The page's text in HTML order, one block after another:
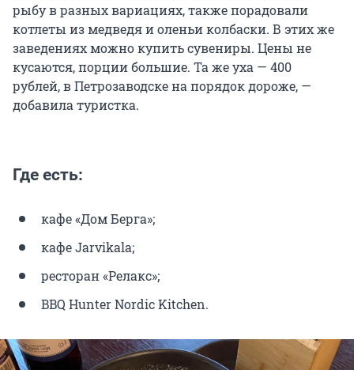
рыбу в разных вариациях, также порадовали
котлеты из медведя и оленьи колбаски. В этих же
заведениях можно купить сувениры. Цены не
кусаются, порции большие. Та же уха — 400
рублей, в Петрозаводске на порядок дороже, —
добавила туристка.
Где есть:
кафе «Дом Берга»;
кафе Jarvikala;
ресторан «Релакс»;
BBQ Hunter Nordic Kitchen.